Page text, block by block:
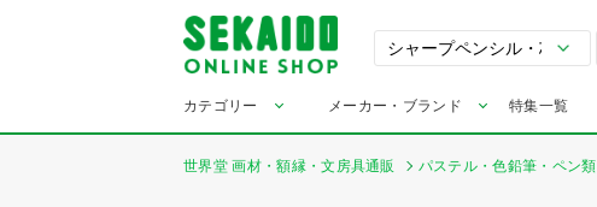
カテゴリー メーカー・ブランド 特集一覧
世界堂 画材・額縁・文房具通販 パステル・色鉛筆・ペン類